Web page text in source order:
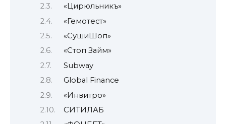
«Цирюльникъ»
«Гемотест»
«СушиШоп»
«Стоп Займ»
Subway
Global Finance
«Инвитро»
СИТИЛАБ